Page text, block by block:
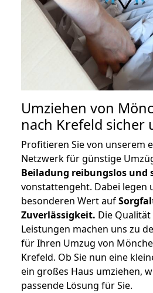
Umziehen von
nach Krefeld sicher
Profitieren Sie von unserem
Netzwerk für günstige
Beiladung reibungslos und
vonstattengeht. Dabei legen
besonderen Wert auf
Zuverlässigkeit. Die
Leistungen machen uns zu
für Ihren Umzug von
Krefeld. Ob Sie nun eine
ein großes Haus umziehen,
passende Lösung für Sie.